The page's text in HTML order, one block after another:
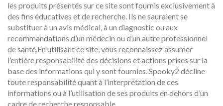
les produits présentés sur ce site sont fournis exclusivement à
des fins éducatives et de recherche. Ils ne sauraient se
substituer à un avis médical, à un diagnostic ou aux
recommandations d’un médecin ou d’un autre professionnel
de santé.En utilisant ce site, vous reconnaissez assumer
l’entière responsabilité des décisions et actions prises sur la
base des informations qui y sont fournies. Spooky2 décline
toute responsabilité quant à l’interprétation de ces
informations ou à l’utilisation de ses produits en dehors d’un
cadre de recherche responsable.